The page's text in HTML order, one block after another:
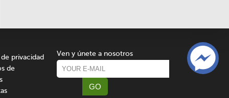
privacidad
de
Ven y únete a nosotros
GO